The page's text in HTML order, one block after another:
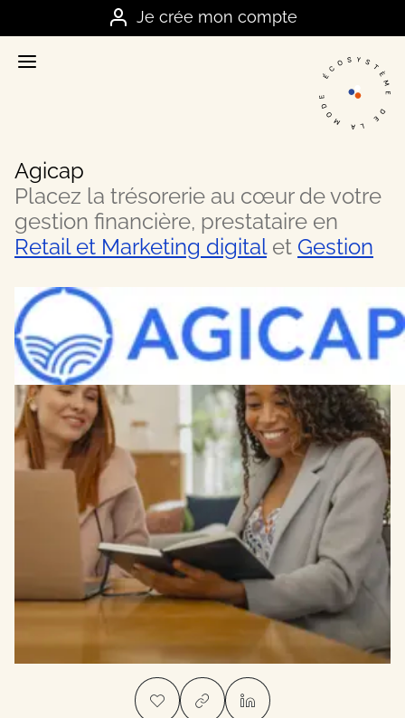
Je crée mon compte
Je me connecte
Accueil
La plateforme stratégique des marques
Ressources
Nos meilleurs conseils business
Offres
Les bons plans et actualités du secteur
FAQ
Vos questions
Agicap
Placez la trésorerie au cœur de votre
gestion financière, prestataire en
Retail et Marketing digitalet Gestion